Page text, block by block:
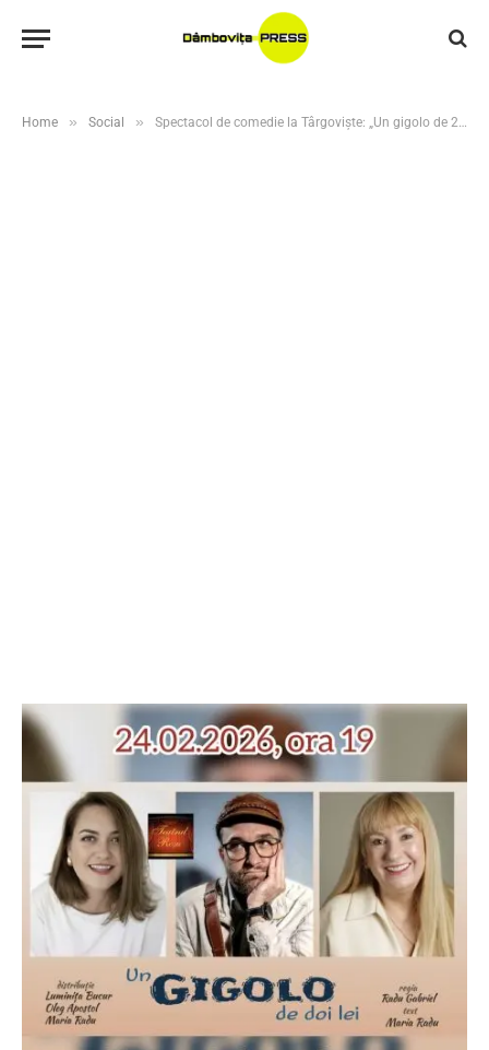
Home » Social » Spectacol de comedie la Târgoviște: „Un gigolo de 2 lei”